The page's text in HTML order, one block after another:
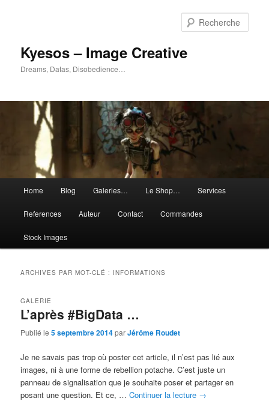
Kyesos – Image Creative
Dreams, Datas, Disobedience…
principal
Home Blog Galeries… Le Shop… Services
References Auteur Contact Commandes
Stock Images
ARCHIVES PAR MOT-CLÉ : INFORMATIONS
L’après #BigData …
GALERIE
Publié le5 septembre 2014parJérôme Roudet
Je ne savais pas trop où poster cet article, il n’est pas lié aux
images, ni à une forme de rebellion potache. C’est juste un
panneau de signalisation que je souhaite poser et partager en
posant une question. Et ce, …Continuer la lecture →